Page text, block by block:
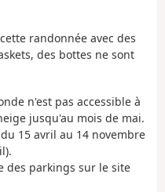
randonnée avec des
des bottes ne sont
n'est pas accessible à
jusqu'au mois de mai.
15 avril au 14 novembre
des parkings sur le site